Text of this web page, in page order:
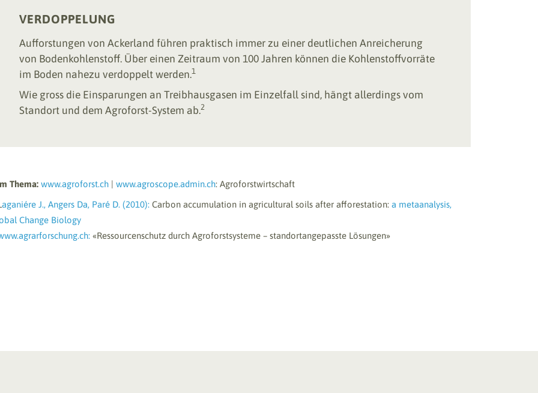
VERDOPPELUNG
Aufforstungen von Ackerland führen praktisch immer zu einer deutlichen Anreicherung
von Bodenkohlenstoff. Über einen Zeitraum von 100 Jahren können die Kohlenstoffvorräte
im Boden nahezu verdoppelt werden.1
Wie gross die Einsparungen an Treibhausgasen im Einzelfall sind, hängt allerdings vom
Standort und dem Agroforst-System ab.2
Thema: www.agroforst.ch | www.agroscope.admin.ch: Agroforstwirtschaft
aganiére J., Angers Da, Paré D. (2010): Carbon accumulation in agricultural soils after afforestation: a metaanalysis,
Change Biology
«Ressourcenschutz durch Agroforstsysteme – standortangepasste Lösungen»